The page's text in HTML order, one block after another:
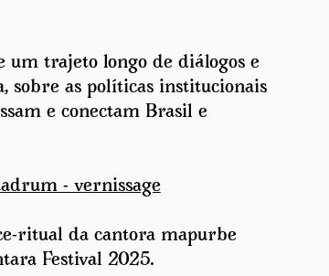
trajeto longo de diálogos e
sobre as políticas institucionais
e conectam Brasil e
- vernissage
ritual da cantora mapurbe
Festival 2025.